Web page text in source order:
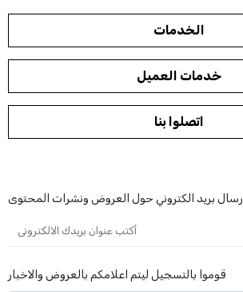
الخدمات
خدمات العميل
اتصلوا بنا
ارسال بريد الكتروني حول العروض ونشرات المحتوى
قوموا بالتسجيل ليتم اعلامكم بالعروض والاخبار